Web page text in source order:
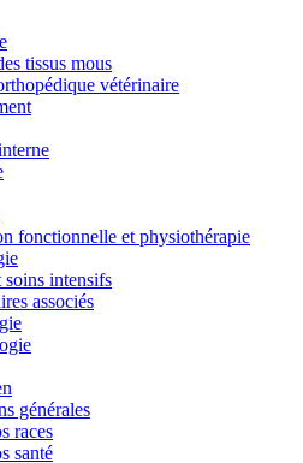
tissus mous
vétérinaire
fonctionnelle et physiothérapie
soins intensifs
associés
générales
races
santé